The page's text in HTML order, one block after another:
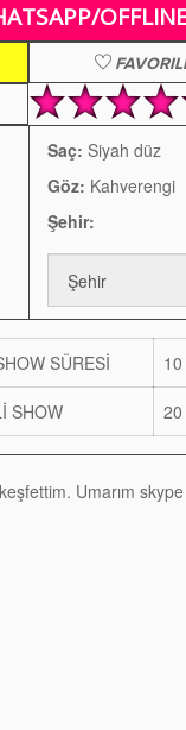
Saç: Siyah düz
Göz: Kahverengi
Şehir:
SÜRESİ
SHOW 20
Umarım